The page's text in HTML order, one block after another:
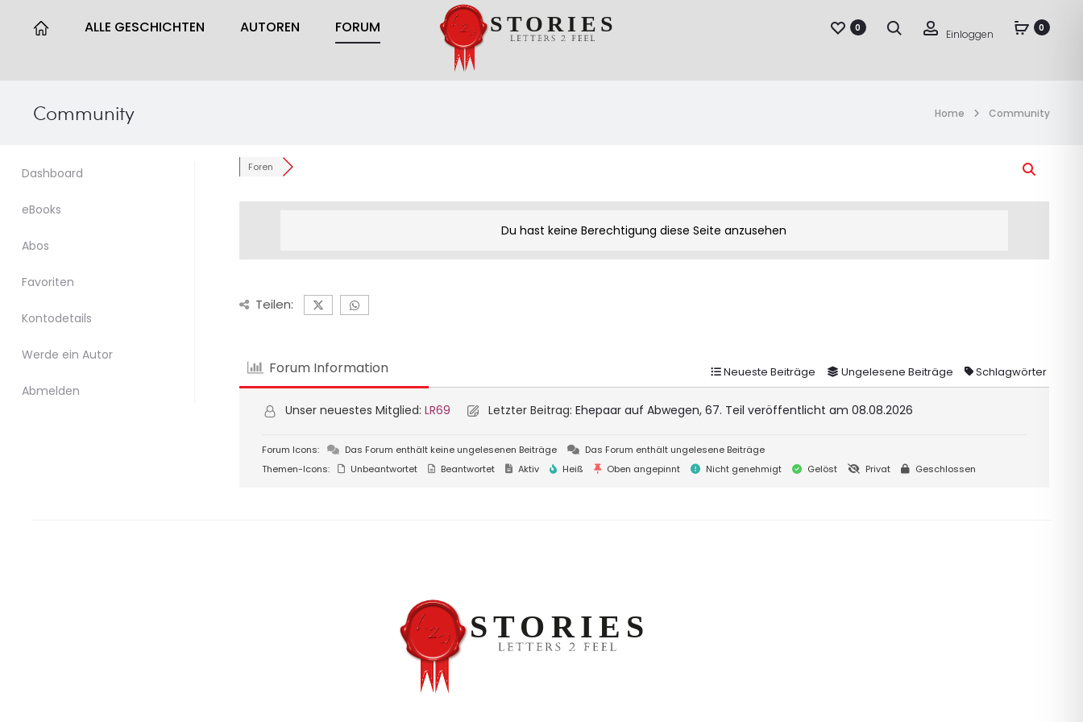
ALLE GESCHICHTEN AUTOREN FORUM 0 Suche Account
Einloggen 0
Community Home Community
Dashboard
eBooks
Abos
Favoriten
Kontodetails
Werde ein Autor
Abmelden
Foren
Du hast keine Berechtigung diese Seite anzusehen
Teilen:
Forum Information Neueste Beiträge Ungelesene Beiträge Schlagwörter
Unser neuestes Mitglied: LR69 Letzter Beitrag: Ehepaar auf Abwegen, 67. Teil veröffentlicht am 08.08.2026
Forum Icons: Das Forum enthält keine ungelesenen Beiträge
Das Forum enthält ungelesene Beiträge
Themen-Icons:
Unbeantwortet Beantwortet Aktiv Heiß Oben angepinnt Nicht genehmigt Gelöst Privat Geschlossen